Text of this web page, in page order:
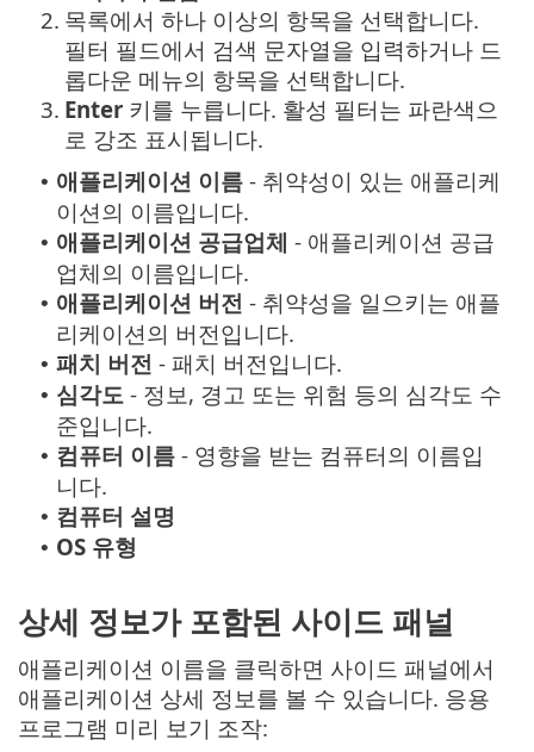
2. 목록에서 하나 이상의 항목을 선택합니다.
필터 필드에서 검색 문자열을 입력하거나 드
롭다운 메뉴의 항목을 선택합니다.
3. Enter 키를 누릅니다. 활성 필터는 파란색으
로 강조 표시됩니다.
• 애플리케이션 이름 - 취약성이 있는 애플리케
이션의 이름입니다.
• 애플리케이션 공급업체 - 애플리케이션 공급
업체의 이름입니다.
• 애플리케이션 버전 - 취약성을 일으키는 애플
리케이션의 버전입니다.
• 패치 버전 - 패치 버전입니다.
• 심각도 - 정보, 경고 또는 위험 등의 심각도 수
준입니다.
• 컴퓨터 이름 - 영향을 받는 컴퓨터의 이름입
니다.
• 컴퓨터 설명
• OS 유형
상세 정보가 포함된 사이드 패널
애플리케이션 이름을 클릭하면 사이드 패널에서
애플리케이션 상세 정보를 볼 수 있습니다. 응용
프로그램 미리 보기 조작: